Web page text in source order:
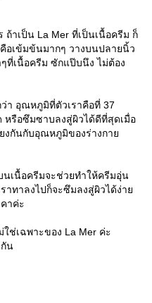
าเป็น La Mer ที่เป็นเนื้อครีม ก็
อเข้มข้นมากๆ วางบนปลายนิ้ว
ที่เนื้อครีม ซักแป๊บนึง ไม่ต้อง
ว่า อุณหภูมิที่ตัวเราคือที่ 37
หรือซึมซาบลงสู่ผิวได้ดีที่สุดเมื่อ
งกันกับอุณหภูมิของร่างกาย
นเนื้อครีมจะช่วยทำให้ครีมอุ่น
ทาลงไปก็จะซึมลงสู่ผิวได้ง่าย
าค่ะ
ช่เฉพาะของ La Mer ค่ะ
น